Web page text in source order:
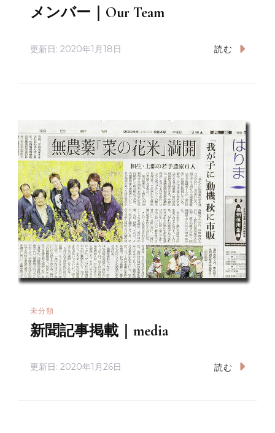
メンバー｜Our Team
更新日: 2020年1月18日 読む
未分類
新聞記事掲載｜media
更新日: 2020年1月26日 読む